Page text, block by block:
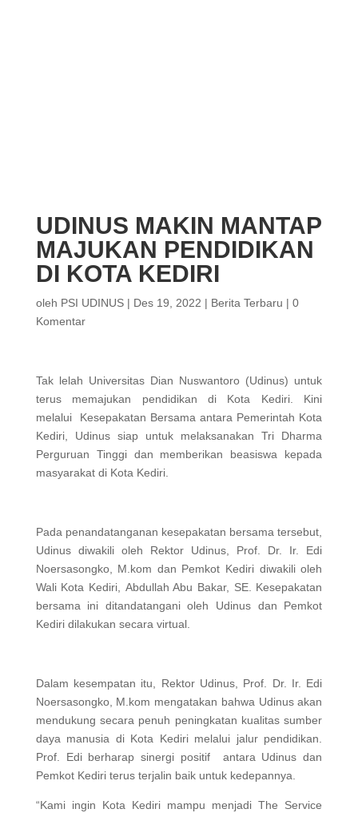
UDINUS MAKIN MANTAP
MAJUKAN PENDIDIKAN
DI KOTA KEDIRI
oleh PSI UDINUS| Des 19, 2022 | Berita Terbaru | 0
Komentar
Tak lelah Universitas Dian Nuswantoro (Udinus) untuk
terus memajukan pendidikan di Kota Kediri. Kini
melalui Kesepakatan Bersama antara Pemerintah Kota
Kediri, Udinus siap untuk melaksanakan Tri Dharma
Perguruan Tinggi dan memberikan beasiswa kepada
masyarakat di Kota Kediri.
Pada penandatanganan kesepakatan bersama tersebut,
Udinus diwakili oleh Rektor Udinus, Prof. Dr. Ir. Edi
Noersasongko, M.kom dan Pemkot Kediri diwakili oleh
Wali Kota Kediri, Abdullah Abu Bakar, SE. Kesepakatan
bersama ini ditandatangani oleh Udinus dan Pemkot
Kediri dilakukan secara virtual.
Dalam kesempatan itu, Rektor Udinus, Prof. Dr. Ir. Edi
Noersasongko, M.kom mengatakan bahwa Udinus akan
mendukung secara penuh peningkatan kualitas sumber
daya manusia di Kota Kediri melalui jalur pendidikan.
Prof. Edi berharap sinergi positif antara Udinus dan
Pemkot Kediri terus terjalin baik untuk kedepannya.
“Kami ingin Kota Kediri mampu menjadi The Service